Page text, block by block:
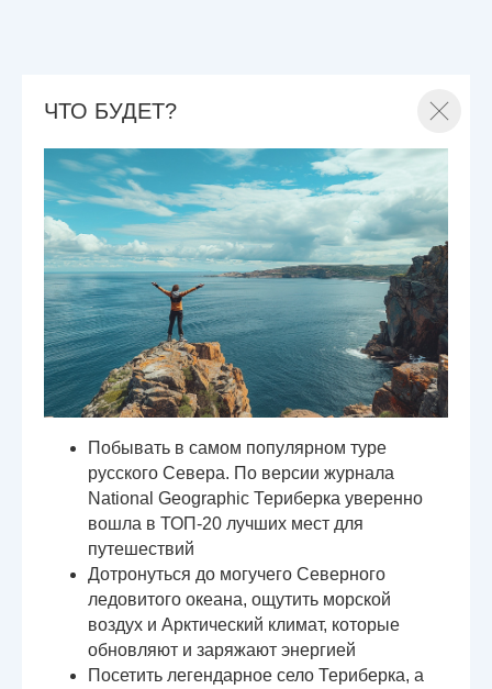
ЧТО БУДЕТ?
Побывать в самом популярном туре
русского Севера. По версии журнала
National Geographic Териберка уверенно
вошла в ТОП-20 лучших мест для
путешествий
Дотронуться до могучего Северного
ледовитого океана, ощутить морской
воздух и Арктический климат, которые
обновляют и заряжают энергией
Посетить легендарное село Териберка, а